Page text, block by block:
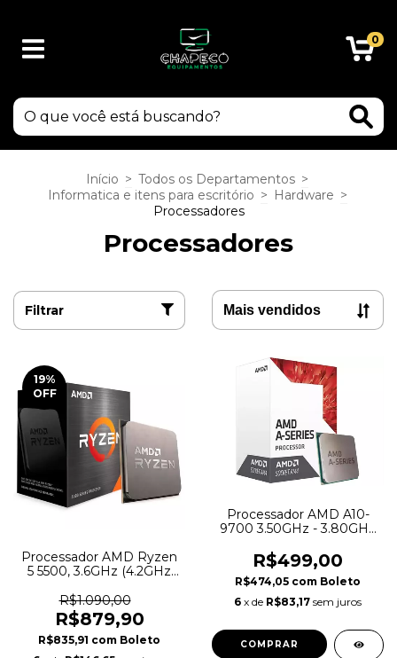
0
Início > Todos os Departamentos >
Informatica e itens para escritório > Hardware >
Processadores
Processadores
Filtrar
19%
OFF
Processador AMD Ryzen
5 5500, 3.6GHz (4.2GHz
AM4, Sem Vídeo - 100-
100000457BOX
R$1.090,00
R$879,90
R$835,91 com Boleto
Processador AMD A10-
9700 3.50GHz - 3.80GHz
R$499,00
R$474,05 com Boleto
6 x de R$83,17 sem juros